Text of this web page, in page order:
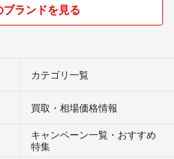
ランドを見る
カテゴリ一覧
買取・相場価格情報
キャンペーン一覧・おすすめ
特集